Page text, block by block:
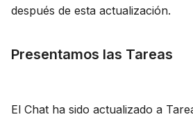
Precios
Descargar
Blog
después de esta actualización.
Presentamos las Tareas
El Chat ha sido actualizado a